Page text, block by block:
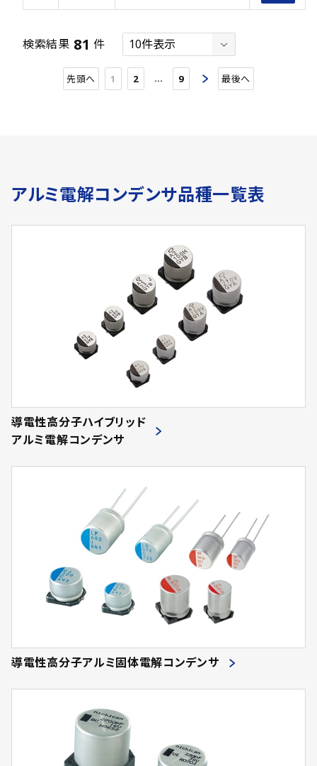
検索結果 81 件
先頭へ 1 2 … 9 最後へ
アルミ電解コンデンサ品種一覧表
導電性高分子ハイブリッド
アルミ電解コンデンサ
導電性高分子アルミ固体電解コンデンサ